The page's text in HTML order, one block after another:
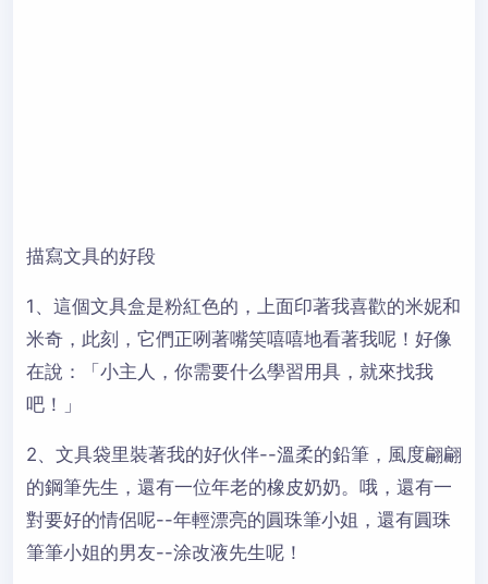
描寫文具的好段
1、這個文具盒是粉紅色的，上面印著我喜歡的米妮和
米奇，此刻，它們正咧著嘴笑嘻嘻地看著我呢！好像
在說：「小主人，你需要什么學習用具，就來找我
吧！」
2、文具袋里裝著我的好伙伴--溫柔的鉛筆，風度翩翩
的鋼筆先生，還有一位年老的橡皮奶奶。哦，還有一
對要好的情侶呢--年輕漂亮的圓珠筆小姐，還有圓珠
筆筆小姐的男友--涂改液先生呢！